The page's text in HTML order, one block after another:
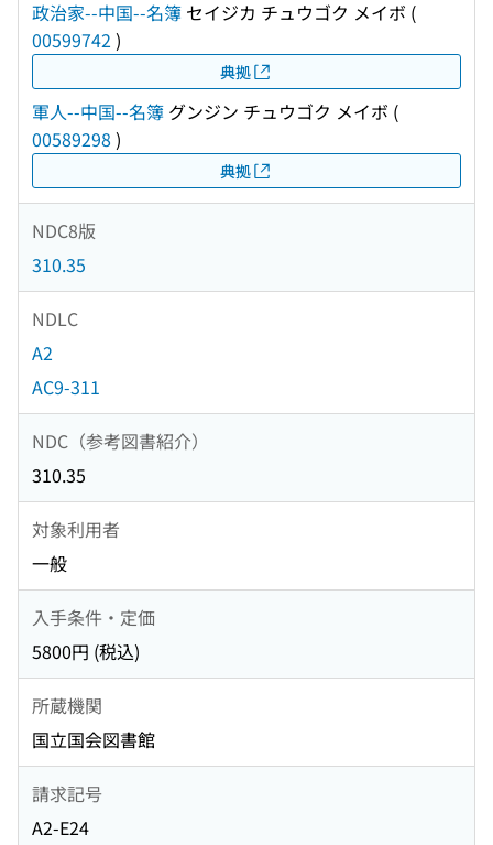
政治家--中国--名簿 セイジカ チュウゴク メイボ (
00599742 )
典拠
軍人--中国--名簿 グンジン チュウゴク メイボ (
00589298 )
典拠
NDC8版
310.35
NDLC
A2
AC9-311
NDC（参考図書紹介）
310.35
対象利用者
一般
入手条件・定価
5800円 (税込)
所蔵機関
国立国会図書館
請求記号
A2-E24